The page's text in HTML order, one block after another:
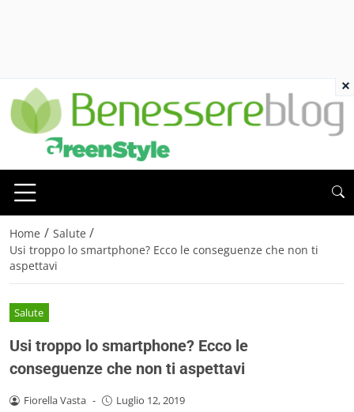
Home / Salute /
Usi troppo lo smartphone? Ecco le conseguenze che non ti
aspettavi
Salute
Usi troppo lo smartphone? Ecco le
conseguenze che non ti aspettavi
Fiorella Vasta - Luglio 12, 2019
×